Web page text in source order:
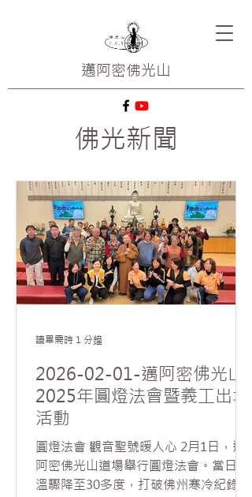
邁阿密佛光山
佛光新聞
2026-02-01-邁阿密佛光山
2025年圓燈法會暨義工出坡
活動
圓燈法會 觀音聖號暖人心 2月1日，邁
阿密佛光山道場舉行圓燈法會。當日氣
溫驟降至30多度，打破佛州寒冷紀錄，
讀畢需時 1 分鐘